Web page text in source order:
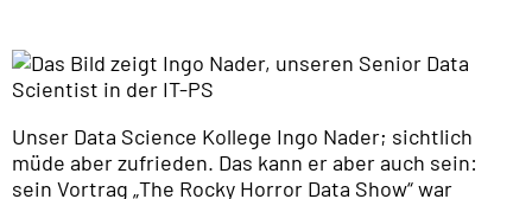
Unser Data Science Kollege Ingo Nader; sichtlich
müde aber zufrieden. Das kann er aber auch sein:
sein Vortrag „The Rocky Horror Data Show“ war